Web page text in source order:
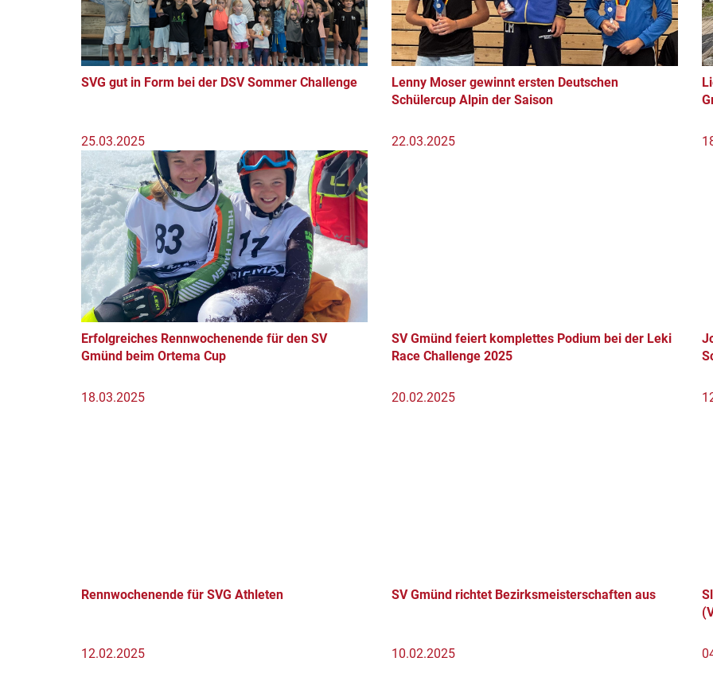
SVG gut in Form bei der DSV Sommer Challenge
Lenny Moser gewinnt ersten Deutschen
Schülercup Alpin der Saison
25.03.2025
Erfolgreiches Rennwochenende für den SV
Gmünd beim Ortema Cup
22.03.2025
SV Gmünd feiert komplettes Podium bei der Leki
Race Challenge 2025
18.03.2025
Rennwochenende für SVG Athleten
20.02.2025
SV Gmünd richtet Bezirksmeisterschaften aus
12.02.2025 10.02.2025